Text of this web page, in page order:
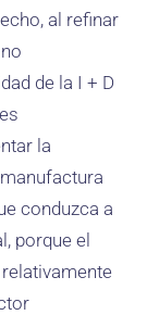
al refinar
de la I + D
la
conduzca a
porque el